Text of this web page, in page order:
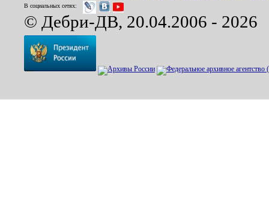
В социальных сетях:
© Дебри-ДВ, 20.04.2006 - 2026